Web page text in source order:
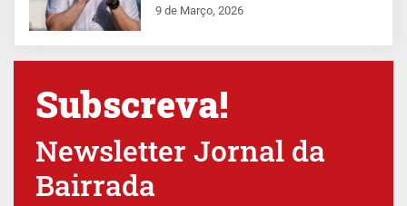
9 de Março, 2026
Subscreva!
Newsletter Jornal da
Bairrada